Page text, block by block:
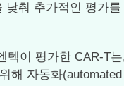
낮춰 추가적인 평가
텍이 평가한 CAR-T
해 자동화